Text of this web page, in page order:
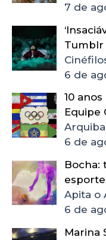
7 de
Tumblr
6 de
10
Equipe
6 de
Bocha:
Apita o
6 de
Marina